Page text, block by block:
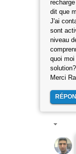
dit que
J'ai
sont
niveau
quoi moi
solution?
Merci